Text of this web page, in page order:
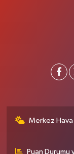
Merkez Hava
Puan Durumu